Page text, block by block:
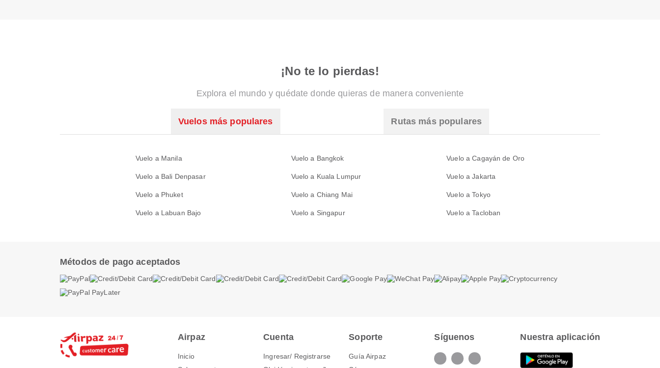
¡No te lo pierdas!
Explora el mundo y quédate donde quieras de manera conveniente
Vuelos más populares Rutas más populares
Vuelo a Manila Vuelo a Bangkok Vuelo a Cagayán de Oro
Vuelo a Bali Denpasar Vuelo a Kuala Lumpur Vuelo a Jakarta
Vuelo a Phuket Vuelo a Chiang Mai Vuelo a Tokyo
Vuelo a Labuan Bajo Vuelo a Singapur Vuelo a Tacloban
Métodos de pago aceptados
Airpaz
Inicio
Cuenta
Ingresar/ Registrarse
Soporte
Guía Airpaz
Síguenos Nuestra aplicación